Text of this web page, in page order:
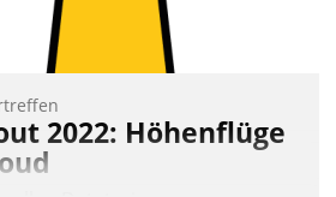
2022: Höhenflüge